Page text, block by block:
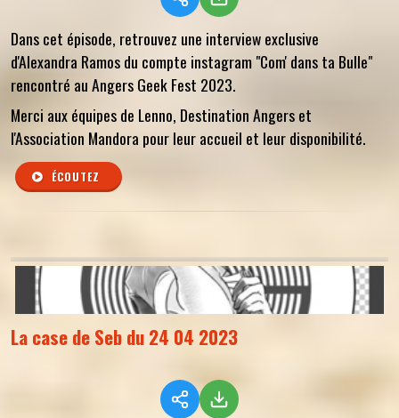
Dans cet épisode, retrouvez une interview exclusive
d'Alexandra Ramos du compte instagram "Com' dans ta Bulle"
rencontré au Angers Geek Fest 2023.
Merci aux équipes de Lenno, Destination Angers et
l'Association Mandora pour leur accueil et leur disponibilité.
ÉCOUTEZ
La case de Seb du 24 04 2023